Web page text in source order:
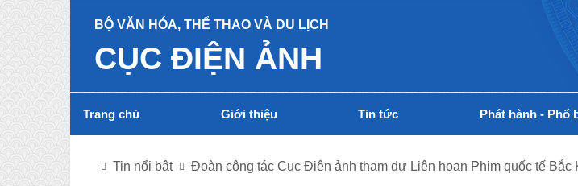
BỘ VĂN HÓA, THỂ THAO VÀ DU LỊCH
CỤC ĐIỆN ẢNH
Trang chủ Giới thiệu Tin tức Phát hành - Phổ
Tin nổi bật Đoàn công tác Cục Điện ảnh tham dự Liên hoan Phim quốc tế Bắc